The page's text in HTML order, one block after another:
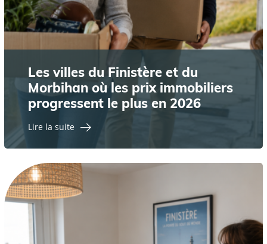
Les villes du Finistère et du
Morbihan où les prix immobiliers
progressent le plus en 2026
Lire la suite